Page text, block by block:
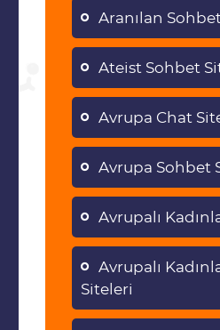
Aranılan
Ateist Sohbet
Avrupa Chat
Avrupa Sohbet
Avrupalı
Avrupalı
Siteleri